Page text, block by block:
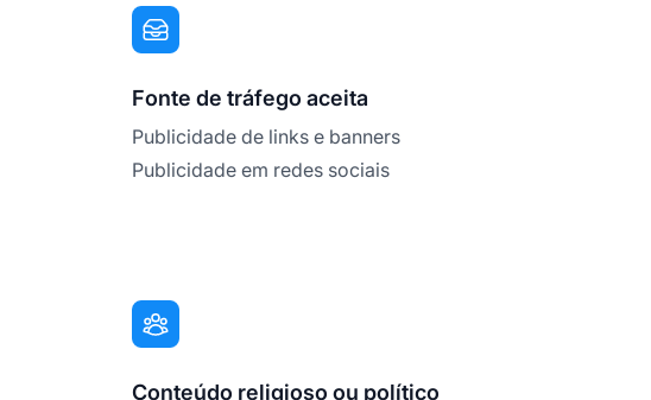
Fonte de tráfego aceita
Publicidade de links e banners
Publicidade em redes sociais
Conteúdo religioso ou político